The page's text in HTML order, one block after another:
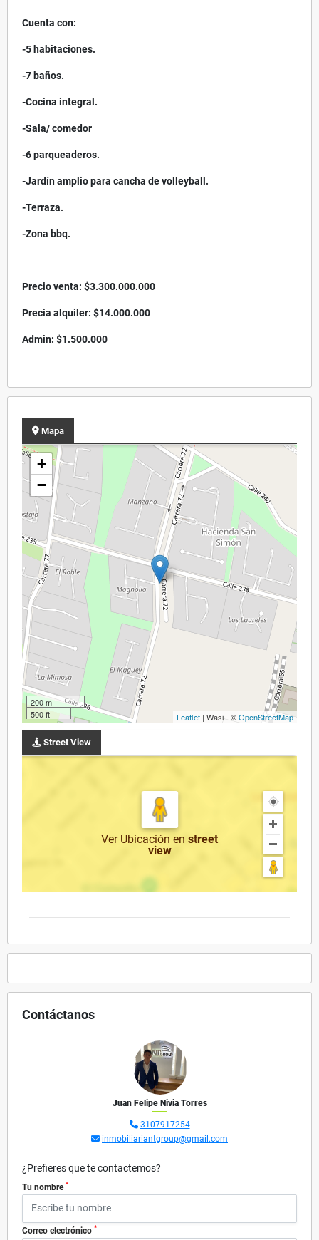
Cuenta con:
-5 habitaciones.
-7 baños.
-Cocina integral.
-Sala/ comedor
-6 parqueaderos.
-Jardín amplio para cancha de volleyball.
-Terraza.
-Zona bbq.
Precio venta: $3.300.000.000
Precia alquiler: $14.000.000
Admin: $1.500.000
Mapa
+
−
200 m
500 ft
Leaflet | Wasi - ©OpenStreetMap
Street View
Ver Ubicación en street
view
Contáctanos
Juan Felipe Nivia Torres
3107917254
inmobiliariantgroup@gmail.com
¿Prefieres que te contactemos?
Tu nombre *
Correo electrónico *